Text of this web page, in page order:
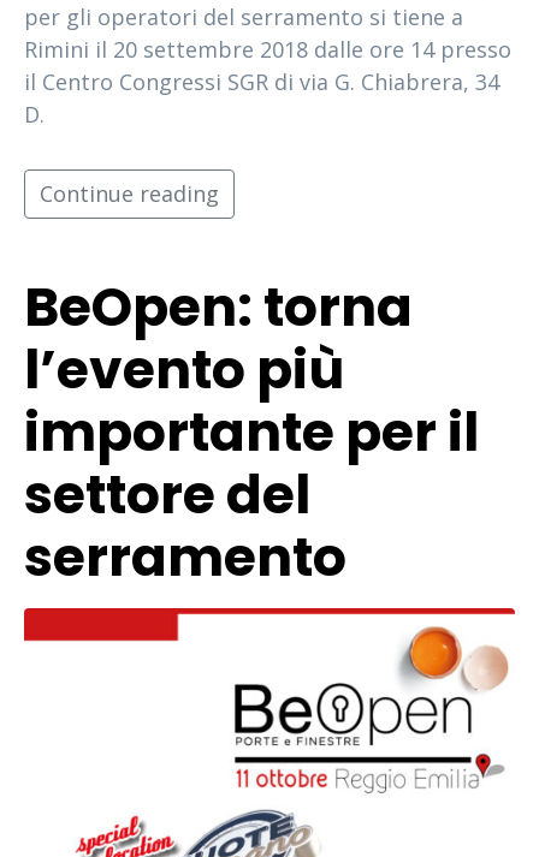
per gli operatori del serramento si tiene a
Rimini il 20 settembre 2018 dalle ore 14 presso
il Centro Congressi SGR di via G. Chiabrera, 34
D.
Continue reading
BeOpen: torna
l’evento più
importante per il
settore del
serramento